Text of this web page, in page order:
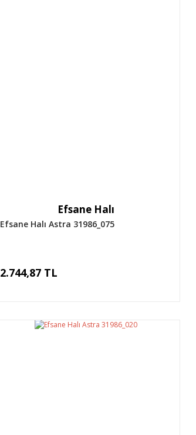
Efsane Halı
Efsane Halı Astra 31986_075
2.744,87 TL